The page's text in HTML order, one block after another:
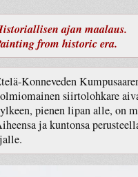
ajan maalaus.
from historic era.
Konneveden
siirtolohkare
pienen lipan alle, on
ja kuntonsa